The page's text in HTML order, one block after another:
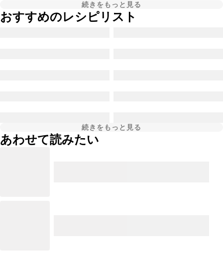
続きをもっと見る
おすすめのレシピリスト
続きをもっと見る
あわせて読みたい